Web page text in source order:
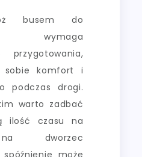
busem do
wymaga
przygotowania,
sobie komfort i
podczas drogi.
warto zadbać
ilość czasu na
dworzec
może